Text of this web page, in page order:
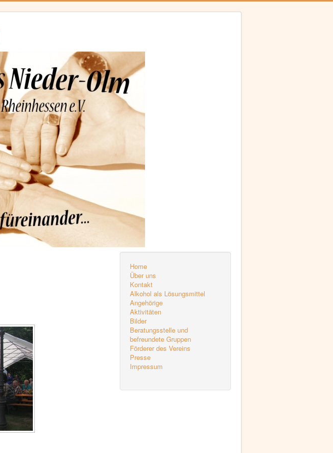
Home
Über uns
Kontakt
Alkohol als Lösungsmittel
Angehörige
Aktivitäten
Bilder
Beratungsstelle und
befreundete Gruppen
Förderer des Vereins
Presse
Impressum